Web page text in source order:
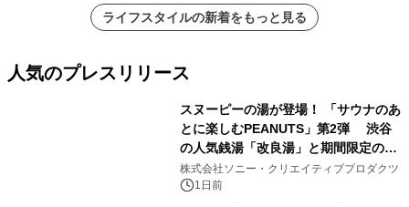
ライフスタイルの新着をもっと見る
人気のプレスリリース
スヌーピーの湯が登場！ 「サウナのあ
とに楽しむPEANUTS」第2弾 渋谷
の人気銭湯「改良湯」と期間限定のコ
ラボレーション サウナイキタイコラ
ボグッズも発売決定！
株式会社ソニー・クリエイティブプロダクツ
1日前